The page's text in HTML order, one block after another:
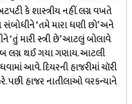
કે શાસ્ત્રીય નહીં. લગ્ન વખતે
સંબોધીને ‘તમે મારા ધણી છો’ અને
‘તું મારી સ્ત્રી છે’ આટલું બોલાવે
લગ્ન થઈ ગયા ગણાય. આટલી
આવે. દિયરની હાજરીમાં ચૉરી
પછી હાજર નાતીલાઓ વરકન્યાને